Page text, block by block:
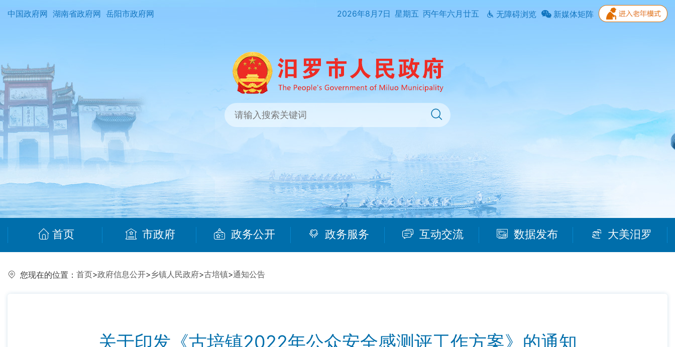
中国政府网 湖南省政府网 岳阳市政府网 2026年8月7日 星期五 丙午年六月廿五 无障碍浏览 新媒体矩阵
首页 市政府 政务公开 政务服务 互动交流 数据发布 大美汨罗
您现在的位置： 首页>政府信息公开>乡镇人民政府>古培镇>通知公告
关于印发《古培镇2022年公众安全感测评工作方案》的通知